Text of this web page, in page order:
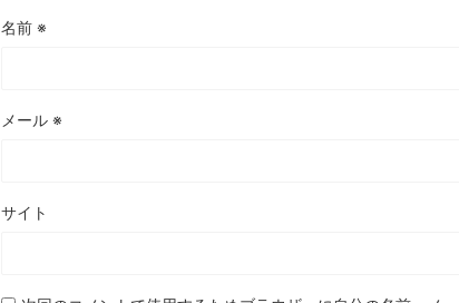
名前 ※
メール ※
サイト